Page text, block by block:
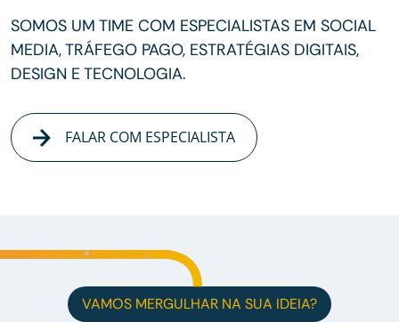
SOMOS UM TIME COM ESPECIALISTAS EM SOCIAL
MEDIA, TRÁFEGO PAGO, ESTRATÉGIAS DIGITAIS,
DESIGN E TECNOLOGIA.
FALAR COM ESPECIALISTA
VAMOS MERGULHAR NA SUA IDEIA?